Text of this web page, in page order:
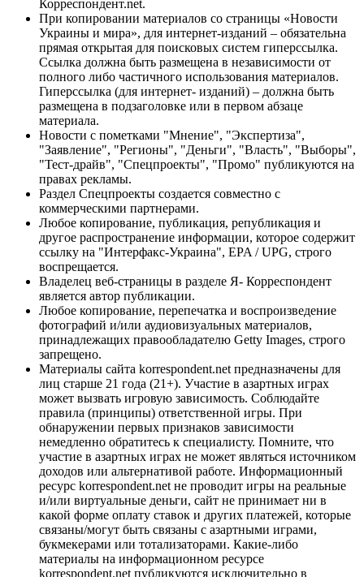
Корреспондент.net.
При копировании материалов со страницы «Новости
Украины и мира», для интернет-изданий – обязательна
прямая открытая для поисковых систем гиперссылка.
Ссылка должна быть размещена в независимости от
полного либо частичного использования материалов.
Гиперссылка (для интернет- изданий) – должна быть
размещена в подзаголовке или в первом абзаце
материала.
Новости с пометками "Мнение", "Экспертиза",
"Заявление", "Регионы", "Деньги", "Власть", "Выборы",
"Тест-драйв", "Спецпроекты", "Промо" публикуются на
правах рекламы.
Раздел Спецпроекты создается совместно с
коммерческими партнерами.
Любое копирование, публикация, републикация и
другое распространение информации, которое содержит
ссылку на "Интерфакс-Украина", EPA / UPG, строго
воспрещается.
Владелец веб-страницы в разделе Я- Корреспондент
является автор публикации.
Любое копирование, перепечатка и воспроизведение
фотографий и/или аудиовизуальных материалов,
принадлежащих правообладателю Getty Images, строго
запрещено.
Материалы сайта korrespondent.net предназначены для
лиц старше 21 года (21+). Участие в азартных играх
может вызвать игровую зависимость. Соблюдайте
правила (принципы) ответственной игры. При
обнаружении первых признаков зависимости
немедленно обратитесь к специалисту. Помните, что
участие в азартных играх не может являться источником
доходов или альтернативой работе. Информационный
ресурс korrespondent.net не проводит игры на реальные
и/или виртуальные деньги, сайт не принимает ни в
какой форме оплату ставок и других платежей, которые
связаны/могут быть связаны с азартными играми,
букмекерами или тотализаторами. Какие-либо
материалы на информационном ресурсе
korrespondent.net публикуются исключительно в